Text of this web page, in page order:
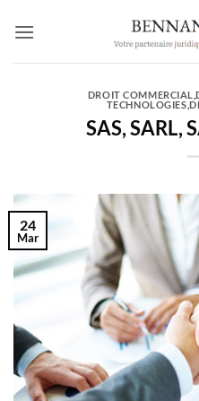
DROIT COMMERCIAL ,
TECHNOLOGIES ,
SAS, SARL,
24
Mar